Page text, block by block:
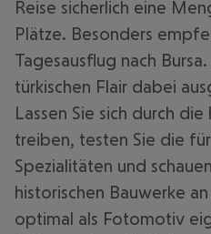
Reise sicherlich eine
Plätze. Besonders
Tagesausflug nach
türkischen Flair dabei
Lassen Sie sich durch
treiben, testen Sie die
Spezialitäten und
historischen Bauwerke
optimal als Fotomotiv